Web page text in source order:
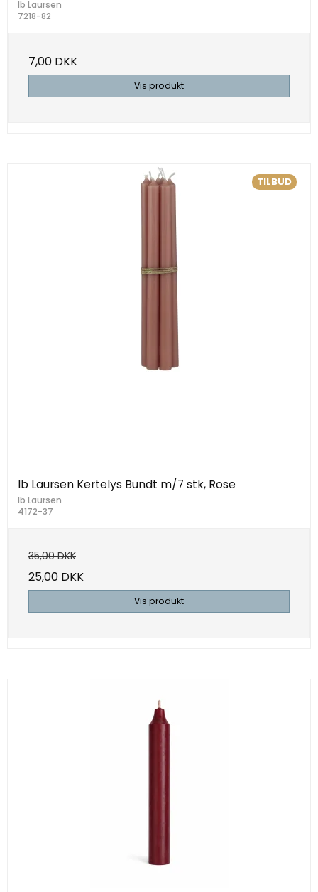
Ib Laursen
7218-82
7,00 DKK
Vis produkt
TILBUD
Ib Laursen Kertelys Bundt m/7 stk, Rose
Ib Laursen
4172-37
35,00 DKK
25,00 DKK
Vis produkt